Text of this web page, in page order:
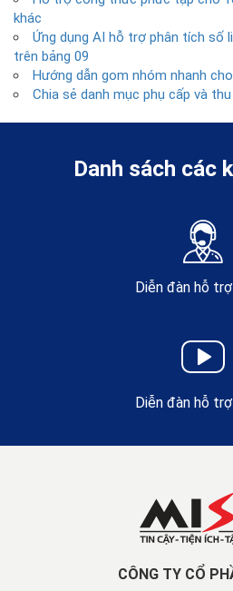
khác
Ứng dụng AI hỗ trợ phân tích số
trên bảng 09
Hướng dẫn gom nhóm nhanh
Chia sẻ danh mục phụ cấp và
Danh sách các
Diễn đàn hỗ
Diễn đàn hỗ
CÔNG TY CỔ